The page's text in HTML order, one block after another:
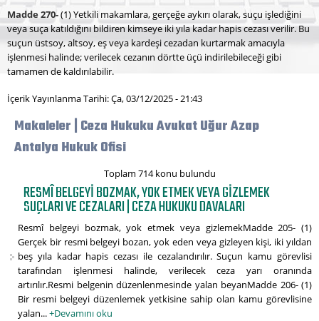
Madde 270-(1) Yetkili makamlara, gerçeğe aykırı olarak, suçu işlediğini
veya suça katıldığını bildiren kimseye iki yıla kadar hapis cezası verilir. Bu
suçun üstsoy, altsoy, eş veya kardeşi cezadan kurtarmak amacıyla
işlenmesi halinde; verilecek cezanın dörtte üçü indirilebileceği gibi
tamamen de kaldırılabilir.
İçerik Yayınlanma Tarihi: Ça, 03/12/2025 - 21:43
Makaleler | Ceza Hukuku Avukat Uğur Azap
Antalya Hukuk Ofisi
Toplam 714 konu bulundu
RESMÎ BELGEYI BOZMAK, YOK ETMEK VEYA GIZLEMEK
SUÇLARI VE CEZALARI | CEZA HUKUKU DAVALARI
Resmî belgeyi bozmak, yok etmek veya gizlemekMadde 205- (1)
Gerçek bir resmi belgeyi bozan, yok eden veya gizleyen kişi, iki yıldan
beş yıla kadar hapis cezası ile cezalandırılır. Suçun kamu görevlisi
tarafından işlenmesi halinde, verilecek ceza yarı oranında
artırılır.Resmi belgenin düzenlenmesinde yalan beyanMadde 206- (1)
Bir resmi belgeyi düzenlemek yetkisine sahip olan kamu görevlisine
yalan...+Devamını oku